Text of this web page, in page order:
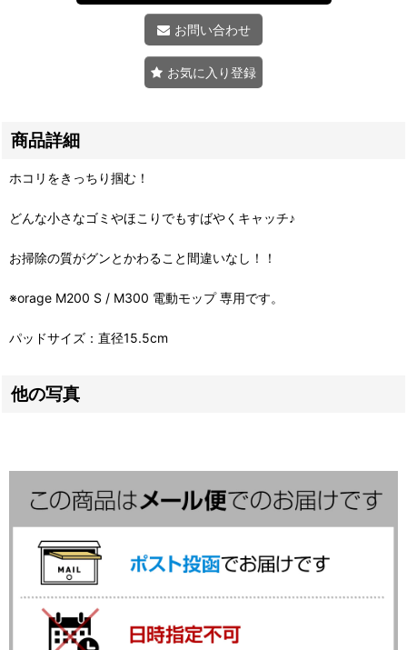
お問い合わせ
お気に入り登録
商品詳細
ホコリをきっちり掴む！
どんな小さなゴミやほこりでもすばやくキャッチ♪
お掃除の質がグンとかわること間違いなし！！
※orage M200 S / M300 電動モップ 専用です。
パッドサイズ：直径15.5cm
他の写真